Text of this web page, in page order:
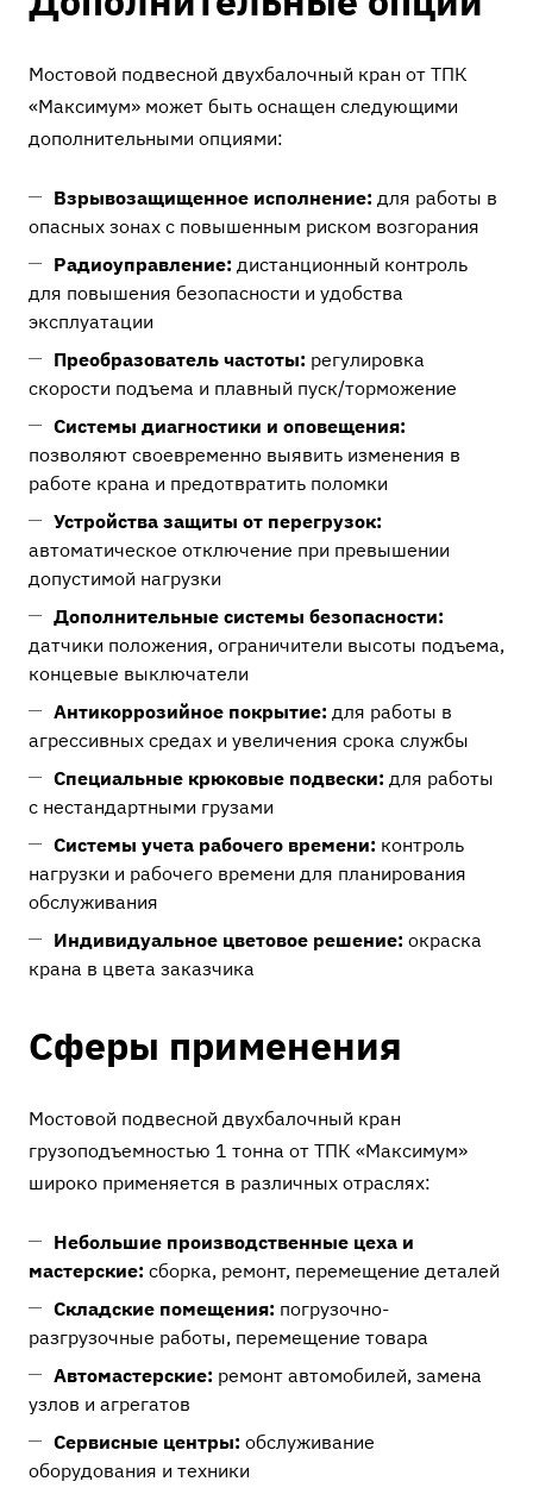
Мостовой подвесной двухбалочный кран от ТПК
«Максимум» может быть оснащен следующими
дополнительными опциями:
Взрывозащищенное исполнение: для работы в
опасных зонах с повышенным риском возгорания
Радиоуправление: дистанционный контроль
для повышения безопасности и удобства
эксплуатации
Преобразователь частоты: регулировка
скорости подъема и плавный пуск/торможение
Системы диагностики и оповещения:
позволяют своевременно выявить изменения в
работе крана и предотвратить поломки
Устройства защиты от перегрузок:
автоматическое отключение при превышении
допустимой нагрузки
Дополнительные системы безопасности:
датчики положения, ограничители высоты подъема,
концевые выключатели
Антикоррозийное покрытие: для работы в
агрессивных средах и увеличения срока службы
Специальные крюковые подвески: для работы
с нестандартными грузами
Системы учета рабочего времени: контроль
нагрузки и рабочего времени для планирования
обслуживания
Индивидуальное цветовое решение: окраска
крана в цвета заказчика
Сферы применения
Мостовой подвесной двухбалочный кран
грузоподъемностью 1 тонна от ТПК «Максимум»
широко применяется в различных отраслях:
Небольшие производственные цеха и
мастерские: сборка, ремонт, перемещение деталей
Складские помещения: погрузочно-
разгрузочные работы, перемещение товара
Автомастерские: ремонт автомобилей, замена
узлов и агрегатов
Сервисные центры: обслуживание
оборудования и техники